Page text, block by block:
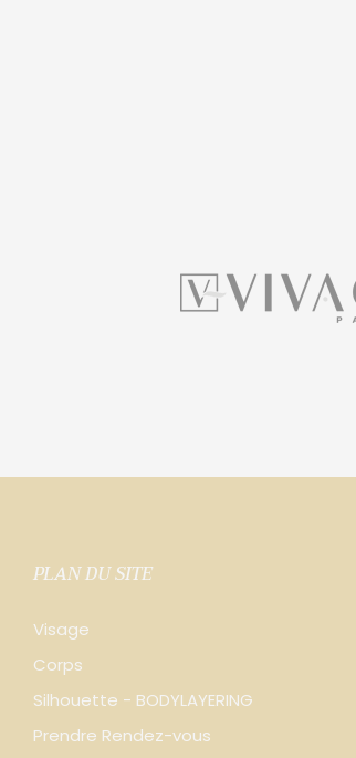
PLAN DU SITE
Visage
Corps
Silhouette - BODYLAYERING
Prendre Rendez-vous